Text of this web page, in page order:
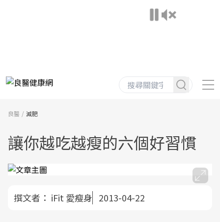
良醫 減肥
讓你越吃越瘦的六個好習慣
撰文者： iFit 愛瘦身 2013-04-22